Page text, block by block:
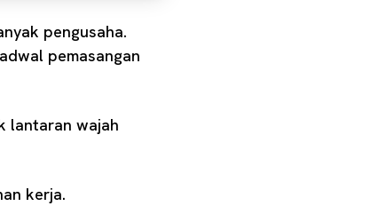
pengusaha.
pemasangan
lantaran wajah
kerja.